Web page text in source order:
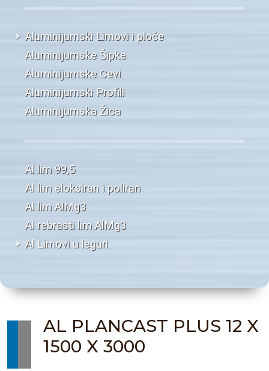
Aluminijumski Limovi i ploče
Aluminijumske Šipke
Aluminijumske Cevi
Aluminijumski Profili
Aluminijumska Žica
Al lim 99,5
Al lim eloksiran i poliran
Al lim AlMg3
Al rebrasti lim AlMg3
Al Limovi u leguri
AL PLANCAST PLUS 12 X
1500 X 3000